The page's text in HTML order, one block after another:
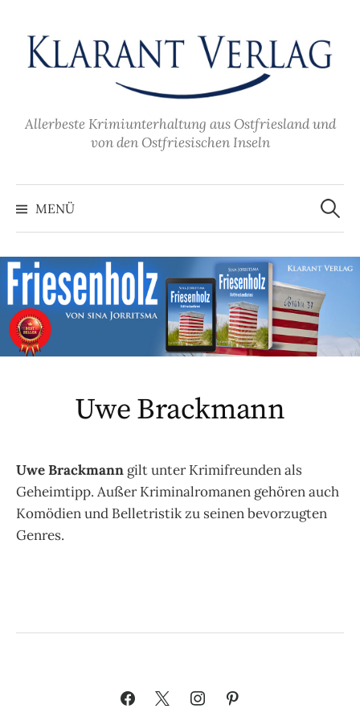
Inhalt
überspringen
Allerbeste Krimiunterhaltung aus Ostfriesland und
von den Ostfriesischen Inseln
MENÜ
Suche
nach:
Uwe Brackmann
Uwe Brackmann gilt unter Krimifreunden als
Geheimtipp. Außer Kriminalromanen gehören auch
Komödien und Belletristik zu seinen bevorzugten
Genres.